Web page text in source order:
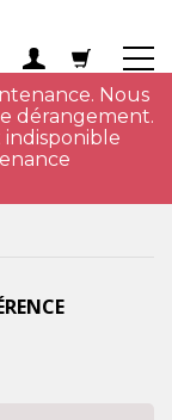
Nous
dérangement.